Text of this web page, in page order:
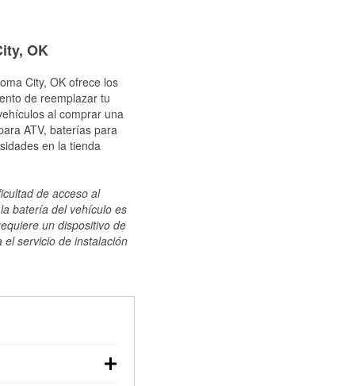
OK
City, OK ofrece los
de reemplazar tu
al comprar una
ATV, baterías para
en la tienda
de acceso al
batería del vehículo es
un dispositivo de
servicio de instalación